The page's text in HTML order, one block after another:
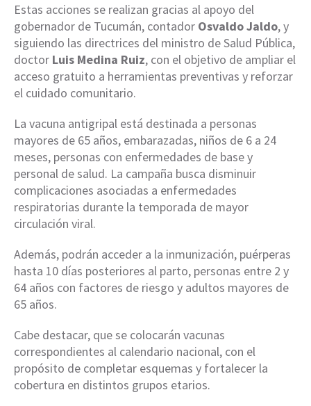
Estas acciones se realizan gracias al apoyo del
gobernador de Tucumán, contador Osvaldo Jaldo, y
siguiendo las directrices del ministro de Salud Pública,
doctor Luis Medina Ruiz, con el objetivo de ampliar el
acceso gratuito a herramientas preventivas y reforzar
el cuidado comunitario.
La vacuna antigripal está destinada a personas
mayores de 65 años, embarazadas, niños de 6 a 24
meses, personas con enfermedades de base y
personal de salud. La campaña busca disminuir
complicaciones asociadas a enfermedades
respiratorias durante la temporada de mayor
circulación viral.
Además, podrán acceder a la inmunización, puérperas
hasta 10 días posteriores al parto, personas entre 2 y
64 años con factores de riesgo y adultos mayores de
65 años.
Cabe destacar, que se colocarán vacunas
correspondientes al calendario nacional, con el
propósito de completar esquemas y fortalecer la
cobertura en distintos grupos etarios.